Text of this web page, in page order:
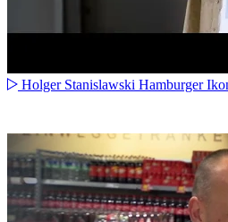
Holger Stanislawski Hamburger